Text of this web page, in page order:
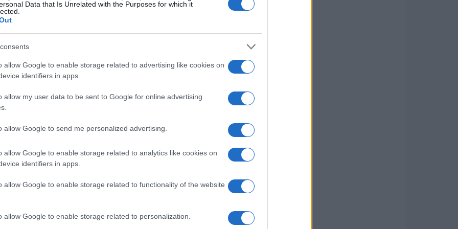
Data that Is Unrelated with the Purposes for which it
allow Google to enable storage related to advertising like cookies on
identifiers in apps.
allow my user data to be sent to Google for online advertising
allow Google to send me personalized advertising.
allow Google to enable storage related to analytics like cookies on
identifiers in apps.
allow Google to enable storage related to functionality of the website
allow Google to enable storage related to personalization.
che piacevoli.
dei giocatori
la tradizionale cena di Natale, una scelta che
vedere questa decisione come un modo per
interpretarla come una mancanza di spirito di
cena possa sembrare un momento di svago, spesso
un’atmosfera di obbligo piuttosto che di gioia.
tradizioni nel calcio possano evolversi e adattarsi